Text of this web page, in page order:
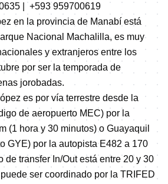
| +593 959700619
en la provincia de Manabí está
Nacional Machalilla, es muy
y extranjeros entre los
por ser la temporada de
jorobadas.
es por vía terrestre desde la
de aeropuerto MEC) por la
(1 hora y 30 minutos) o Guayaquil
GYE) por la autopista E482 a 170
de transfer In/Out está entre 20 y 30
ser coordinado por la TRIFED